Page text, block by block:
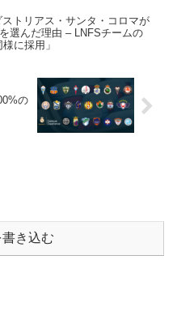
ストリアス・サンタ・コロマが
選んだ理由 – LNFSチームの
に採用」
の
き込む